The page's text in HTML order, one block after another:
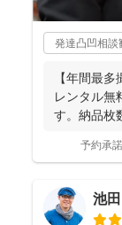
発達凸凹相談
【年間最
レンタル無
す。納品枚
予約承
池